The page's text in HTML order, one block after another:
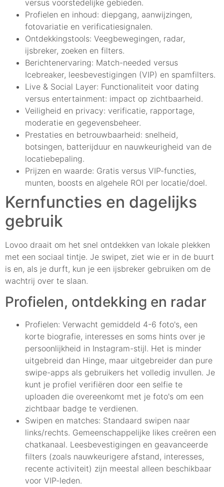
versus voorstedelijke gebieden.
Profielen en inhoud: diepgang, aanwijzingen,
fotovariatie en verificatiesignalen.
Ontdekkingstools: Veegbewegingen, radar,
ijsbreker, zoeken en filters.
Berichtenervaring: Match-needed versus
Icebreaker, leesbevestigingen (VIP) en spamfilters.
Live & Social Layer: Functionaliteit voor dating
versus entertainment: impact op zichtbaarheid.
Veiligheid en privacy: verificatie, rapportage,
moderatie en gegevensbeheer.
Prestaties en betrouwbaarheid: snelheid,
botsingen, batterijduur en nauwkeurigheid van de
locatiebepaling.
Prijzen en waarde: Gratis versus VIP-functies,
munten, boosts en algehele ROI per locatie/doel.
Kernfuncties en dagelijks
gebruik
Lovoo draait om het snel ontdekken van lokale plekken
met een sociaal tintje. Je swipet, ziet wie er in de buurt
is en, als je durft, kun je een ijsbreker gebruiken om de
wachtrij over te slaan.
Profielen, ontdekking en radar
Profielen: Verwacht gemiddeld 4-6 foto's, een
korte biografie, interesses en soms hints over je
persoonlijkheid in Instagram-stijl. Het is minder
uitgebreid dan Hinge, maar uitgebreider dan pure
swipe-apps als gebruikers het volledig invullen. Je
kunt je profiel verifiëren door een selfie te
uploaden die overeenkomt met je foto's om een
zichtbaar badge te verdienen.
Swipen en matches: Standaard swipen naar
links/rechts. Gemeenschappelijke likes creëren een
chatkanaal. Leesbevestigingen en geavanceerde
filters (zoals nauwkeurigere afstand, interesses,
recente activiteit) zijn meestal alleen beschikbaar
voor VIP-leden.